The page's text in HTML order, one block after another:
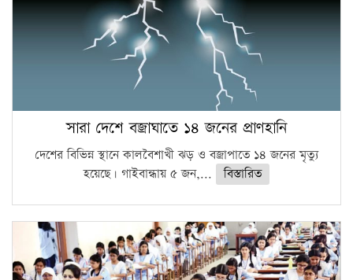
সারা দেশে বজ্রাঘাতে ১৪ জনের প্রাণহানি
দেশের বিভিন্ন স্থানে কালবৈশাখী ঝড় ও বজ্রাপাতে ১৪ জনের মৃত্যু
হয়েছে। গাইবান্ধায় ৫ জন,...
বিস্তারিত